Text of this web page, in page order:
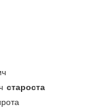
староста